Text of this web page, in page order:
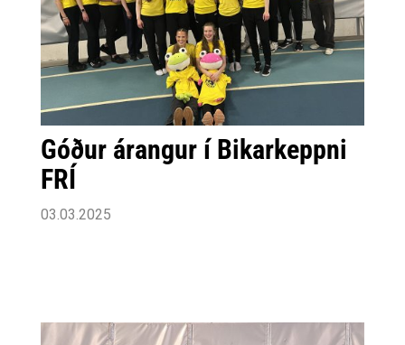
Góður árangur í Bikarkeppni
FRÍ
03.03.2025